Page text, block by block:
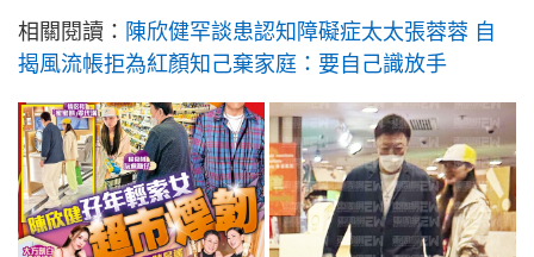
相關閱讀： 陳欣健罕談患認知障礙症太太張蓉蓉 自
揭風流帳拒為紅顏知己棄家庭：要自己識放手